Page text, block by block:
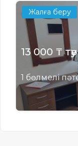
Жалға беру
13 000 ₸ тәу
1 бөлмелі